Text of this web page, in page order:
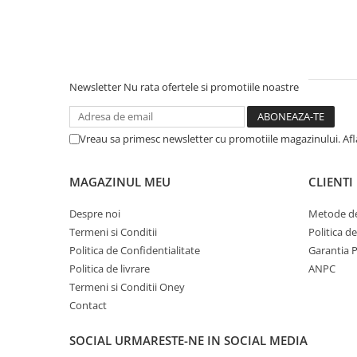
Newsletter Nu rata ofertele si promotiile noastre
Vreau sa primesc newsletter cu promotiile magazinului.
MAGAZINUL MEU
Despre noi
Termeni si Conditii
Politica de Confidentialitate
Politica de livrare
Termeni si Conditii Oney
Contact
CLIENTI
Metode
Politica
Garantia
ANPC
SOCIAL URMARESTE-NE IN SOCIAL MEDIA